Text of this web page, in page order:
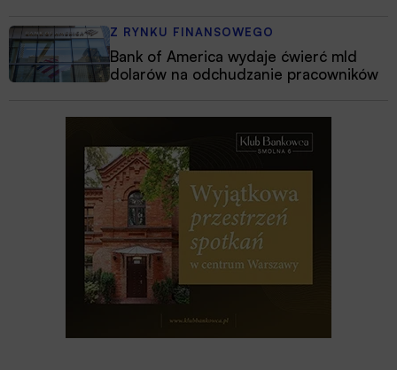
Z RYNKU FINANSOWEGO
Bank of America wydaje ćwierć mld
dolarów na odchudzanie pracowników